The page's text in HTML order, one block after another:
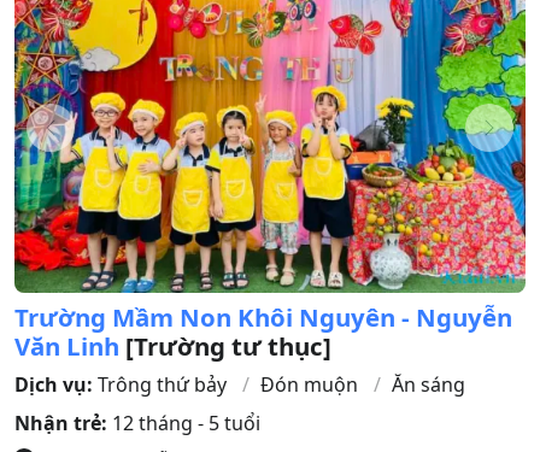
Trường Mầm Non Khôi Nguyên - Nguyễn
Văn Linh [Trường tư thục]
Dịch vụ: Trông thứ bảy Đón muộn
Ăn sáng
Nhận trẻ: 12 tháng - 5 tuổi